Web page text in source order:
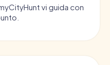
vi guida con